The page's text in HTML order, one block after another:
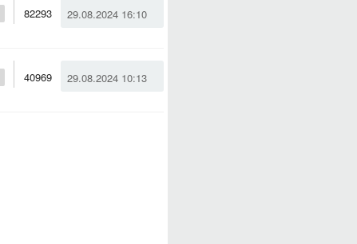
29.08.2024 16:10
82293
29.08.2024 10:13
40969